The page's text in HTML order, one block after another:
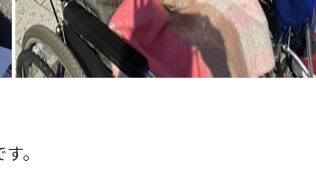
。